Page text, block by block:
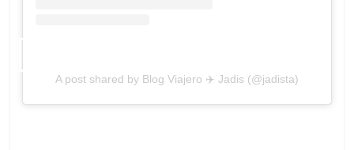
A post shared by Blog Viajero ✈️ Jadis (@jadista)